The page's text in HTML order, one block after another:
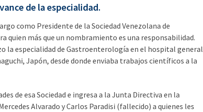
de la especialidad.
como Presidente de la Sociedad Venezolana de
quien más que un nombramiento es una responsabilidad.
la especialidad de Gastroenterología en el hospital general
Japón, desde donde enviaba trabajos científicos a la
de esa Sociedad e ingresa a la Junta Directiva en la
Alvarado y Carlos Paradisi (fallecido) a quienes les